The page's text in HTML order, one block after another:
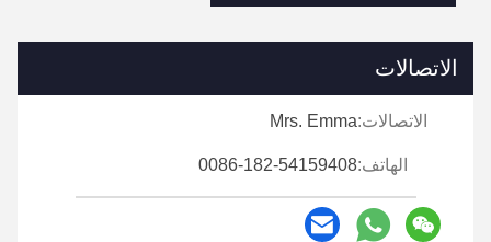
الاتصالات
الاتصالات:Mrs. Emma
الهاتف:0086-182-54159408